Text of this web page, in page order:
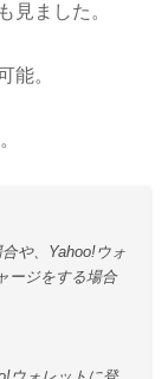
見ました。
能。
や、Yahoo!ウォ
ージをする場合